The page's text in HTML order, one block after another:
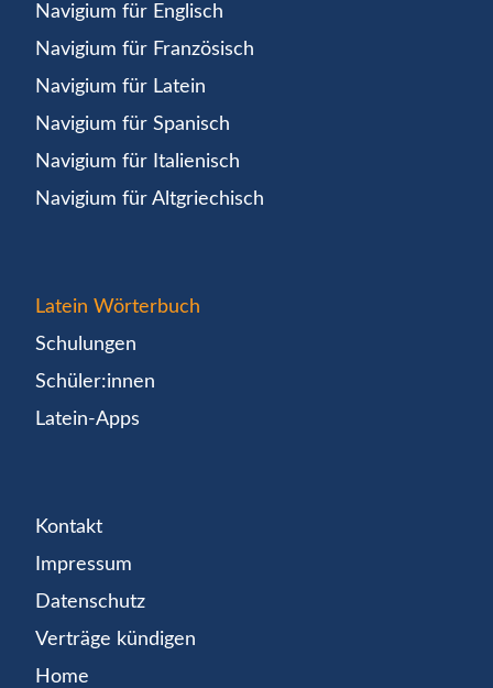
Navigium für Englisch
Navigium für Französisch
Navigium für Latein
Navigium für Spanisch
Navigium für Italienisch
Navigium für Altgriechisch
Latein Wörterbuch
Schulungen
Schüler:innen
Latein-Apps
Kontakt
Impressum
Datenschutz
Verträge kündigen
Home